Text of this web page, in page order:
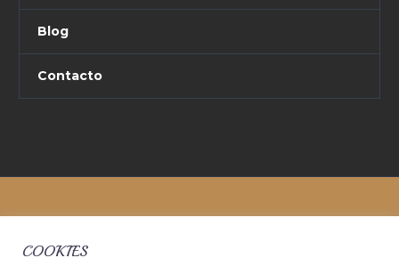
Blog
Contacto
COOKIES